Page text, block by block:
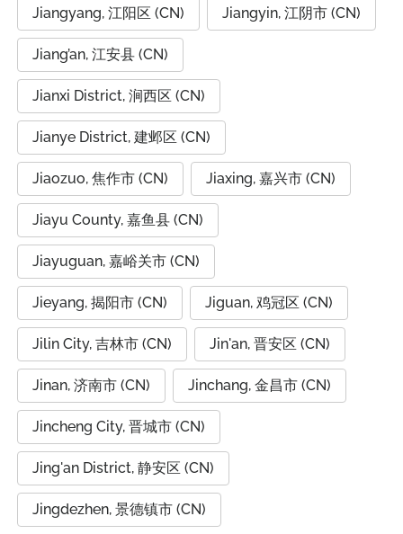
Jiangyang, 江阳区 (CN) Jiangyin, 江阴市 (CN)
Jiang’an, 江安县 (CN)
Jianxi District, 涧西区 (CN)
Jianye District, 建邺区 (CN)
Jiaozuo, 焦作市 (CN) Jiaxing, 嘉兴市 (CN)
Jiayu County, 嘉鱼县 (CN)
Jiayuguan, 嘉峪关市 (CN)
Jieyang, 揭阳市 (CN) Jiguan, 鸡冠区 (CN)
Jilin City, 吉林市 (CN) Jin'an, 晋安区 (CN)
Jinan, 济南市 (CN) Jinchang, 金昌市 (CN)
Jincheng City, 晋城市 (CN)
Jing'an District, 静安区 (CN)
Jingdezhen, 景德镇市 (CN)